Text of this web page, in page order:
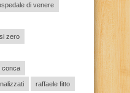
di venere
zero
conca
raffaele fitto